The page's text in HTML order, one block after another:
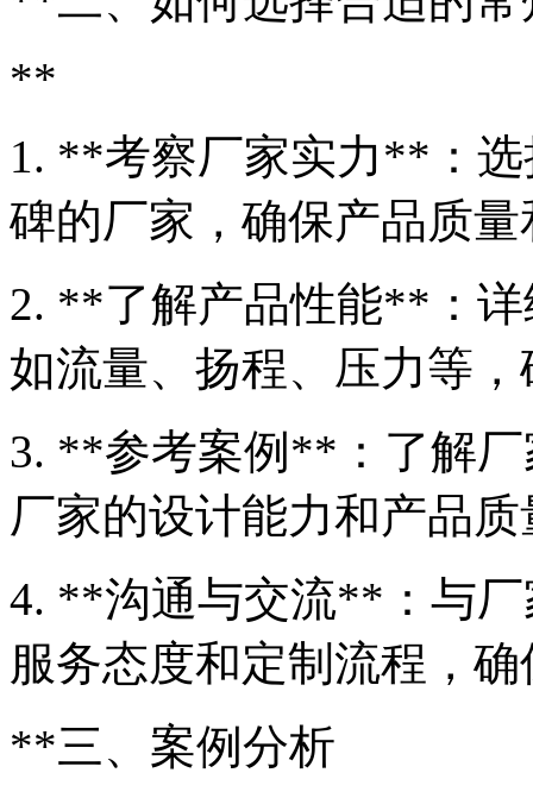
**
1. **考察厂家实力**：
碑的厂家，确保产品质
2. **了解产品性能**：
如流量、扬程、压力等
3. **参考案例**：了解
厂家的设计能力和产品质
4. **沟通与交流**：与
服务态度和定制流程，
**三、案例分析